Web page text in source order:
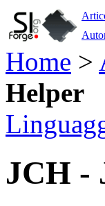
Home >
Helper
JCH -